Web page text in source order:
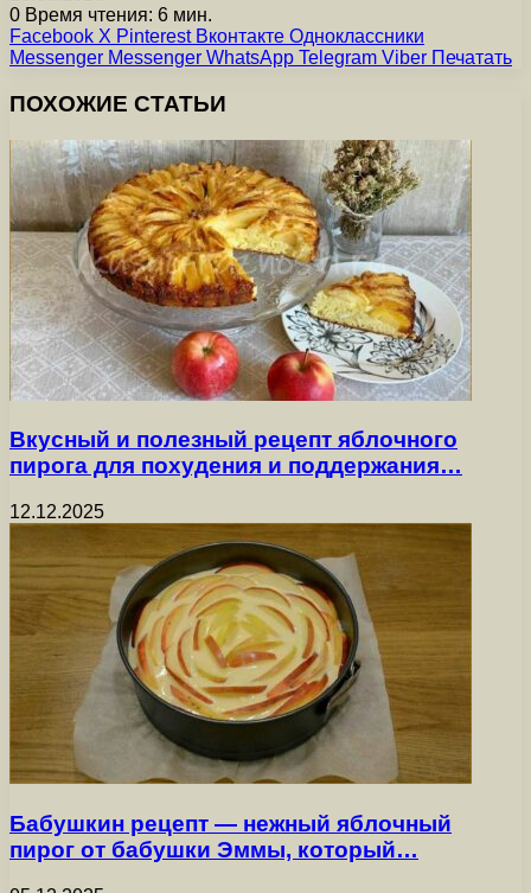
0 Время чтения: 6 мин.
Facebook X Pinterest Вконтакте Одноклассники
Messenger Messenger WhatsApp Telegram Viber Печатать
ПОХОЖИЕ СТАТЬИ
Вкусный и полезный рецепт яблочного
пирога для похудения и поддержания…
12.12.2025
Бабушкин рецепт — нежный яблочный
пирог от бабушки Эммы, который…